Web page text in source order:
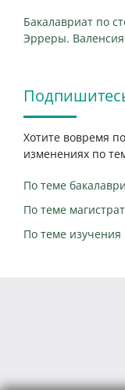
Бакалавриат по
Эрреры.
Хотите вовремя
изменениях по
По теме
По теме
По теме изучения